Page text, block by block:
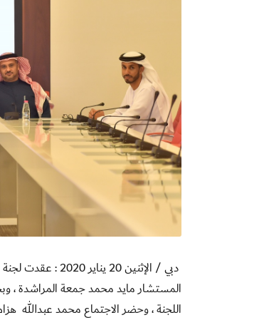
دبي / الإثنين 20
المستشار مايد محمد جمعة المراشدة ،
اللجنة ، وحضر الاجتماع محمد عبدالله